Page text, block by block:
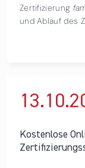
Zertifizierung
und Ablauf des
13.10.
Kostenlose